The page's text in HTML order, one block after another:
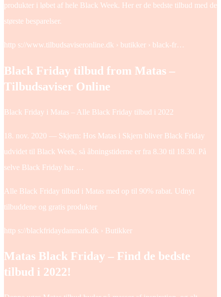
produkter i løbet af hele Black Week. Her er de bedste tilbud med de
største besparelser.
http s://www.tilbudsaviseronline.dk › butikker › black-fr…
Black Friday tilbud from Matas –
Tilbudsaviser Online
Black Friday i Matas – Alle Black Friday tilbud i 2022
18. nov. 2020 — Skjern: Hos Matas i Skjern bliver Black Friday
udvidet til Black Week, så åbningstiderne er fra 8.30 til 18.30. På
selve Black Friday har …
Alle Black Friday tilbud i Matas med op til 90% rabat. Udnyt
tilbuddene og gratis produkter
http s://blackfridaydanmark.dk › Butikker
Matas Black Friday – Find de bedste
tilbud i 2022!